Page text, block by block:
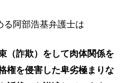
る阿部浩基弁護士は
（詐欺）をして肉体関係を
権を侵害した卑劣極まりな